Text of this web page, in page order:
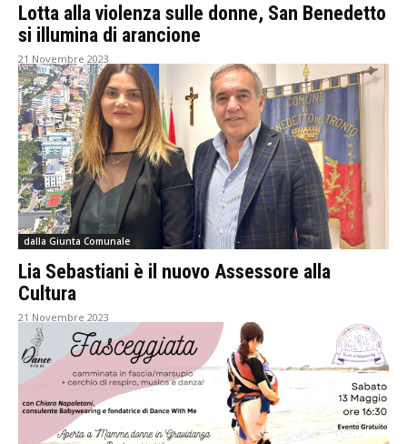
Lotta alla violenza sulle donne, San Benedetto
si illumina di arancione
21 Novembre 2023
dalla Giunta Comunale
Lia Sebastiani è il nuovo Assessore alla
Cultura
21 Novembre 2023